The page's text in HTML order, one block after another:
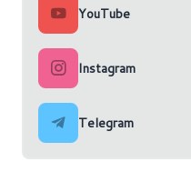
YouTube
Instagram
Telegram